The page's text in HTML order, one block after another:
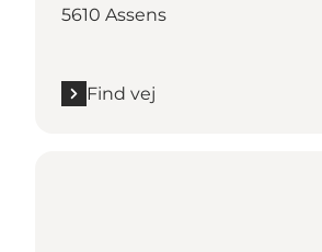
5610 Assens
Find vej